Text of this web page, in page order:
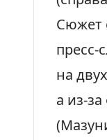
Сюжет
пресс-
на
а из-